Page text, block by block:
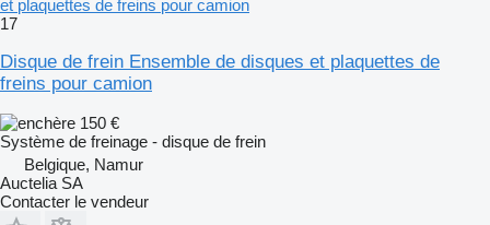
et plaquettes de freins pour camion
17
Disque de frein Ensemble de disques et plaquettes de
freins pour camion
150 €
Système de freinage - disque de frein
Belgique, Namur
Auctelia SA
Contacter le vendeur